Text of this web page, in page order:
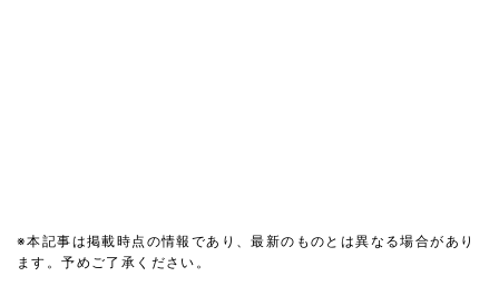
※本記事は掲載時点の情報であり、最新のものとは異なる場合があり
ます。予めご了承ください。